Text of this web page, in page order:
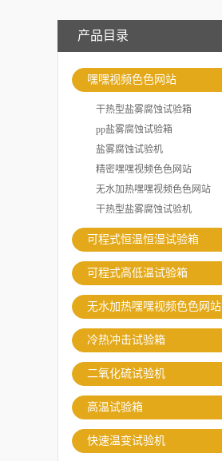
产品目录
嘿嘿视频色色网站
干热型盐雾腐蚀试验箱
pp盐雾腐蚀试验箱
盐雾腐蚀试验机
精密嘿嘿视频色色网站
无水加热嘿嘿视频色色网站
干热型盐雾腐蚀试验机
可程式恒温恒湿试验箱
可程式高低温试验箱
无水加热嘿嘿视频色色网站
冷热冲击试验箱
二氧化硫试验机
高温试验箱
快速温变试验机